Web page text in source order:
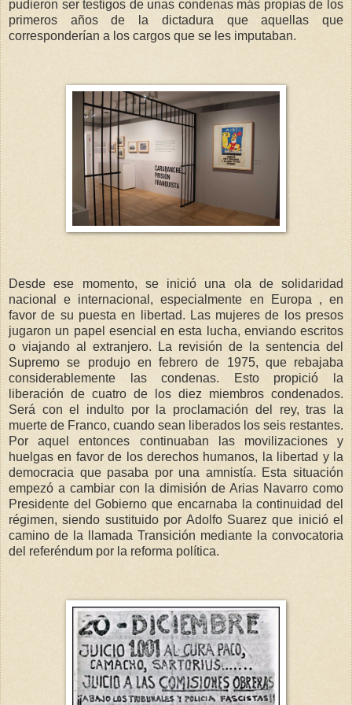
pudieron ser testigos de unas condenas más propias de los
primeros años de la dictadura que aquellas que
corresponderían a los cargos que se les imputaban.
Desde ese momento, se inició una ola de solidaridad
nacional e internacional, especialmente en Europa , en
favor de su puesta en libertad. Las mujeres de los presos
jugaron un papel esencial en esta lucha, enviando escritos
o viajando al extranjero. La revisión de la sentencia del
Supremo se produjo en febrero de 1975, que rebajaba
considerablemente las condenas. Esto propició la
liberación de cuatro de los diez miembros condenados.
Será con el indulto por la proclamación del rey, tras la
muerte de Franco, cuando sean liberados los seis restantes.
Por aquel entonces continuaban las movilizaciones y
huelgas en favor de los derechos humanos, la libertad y la
democracia que pasaba por una amnistía. Esta situación
empezó a cambiar con la dimisión de Arias Navarro como
Presidente del Gobierno que encarnaba la continuidad del
régimen, siendo sustituido por Adolfo Suarez que inició el
camino de la llamada Transición mediante la convocatoria
del referéndum por la reforma política.